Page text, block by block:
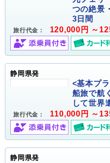
つの絶景
3日間
旅行代金： 120,000円 ～
静岡県発
<基本プ
船旅で航
して世界
旅行代金： 110,000円 ～
静岡県発